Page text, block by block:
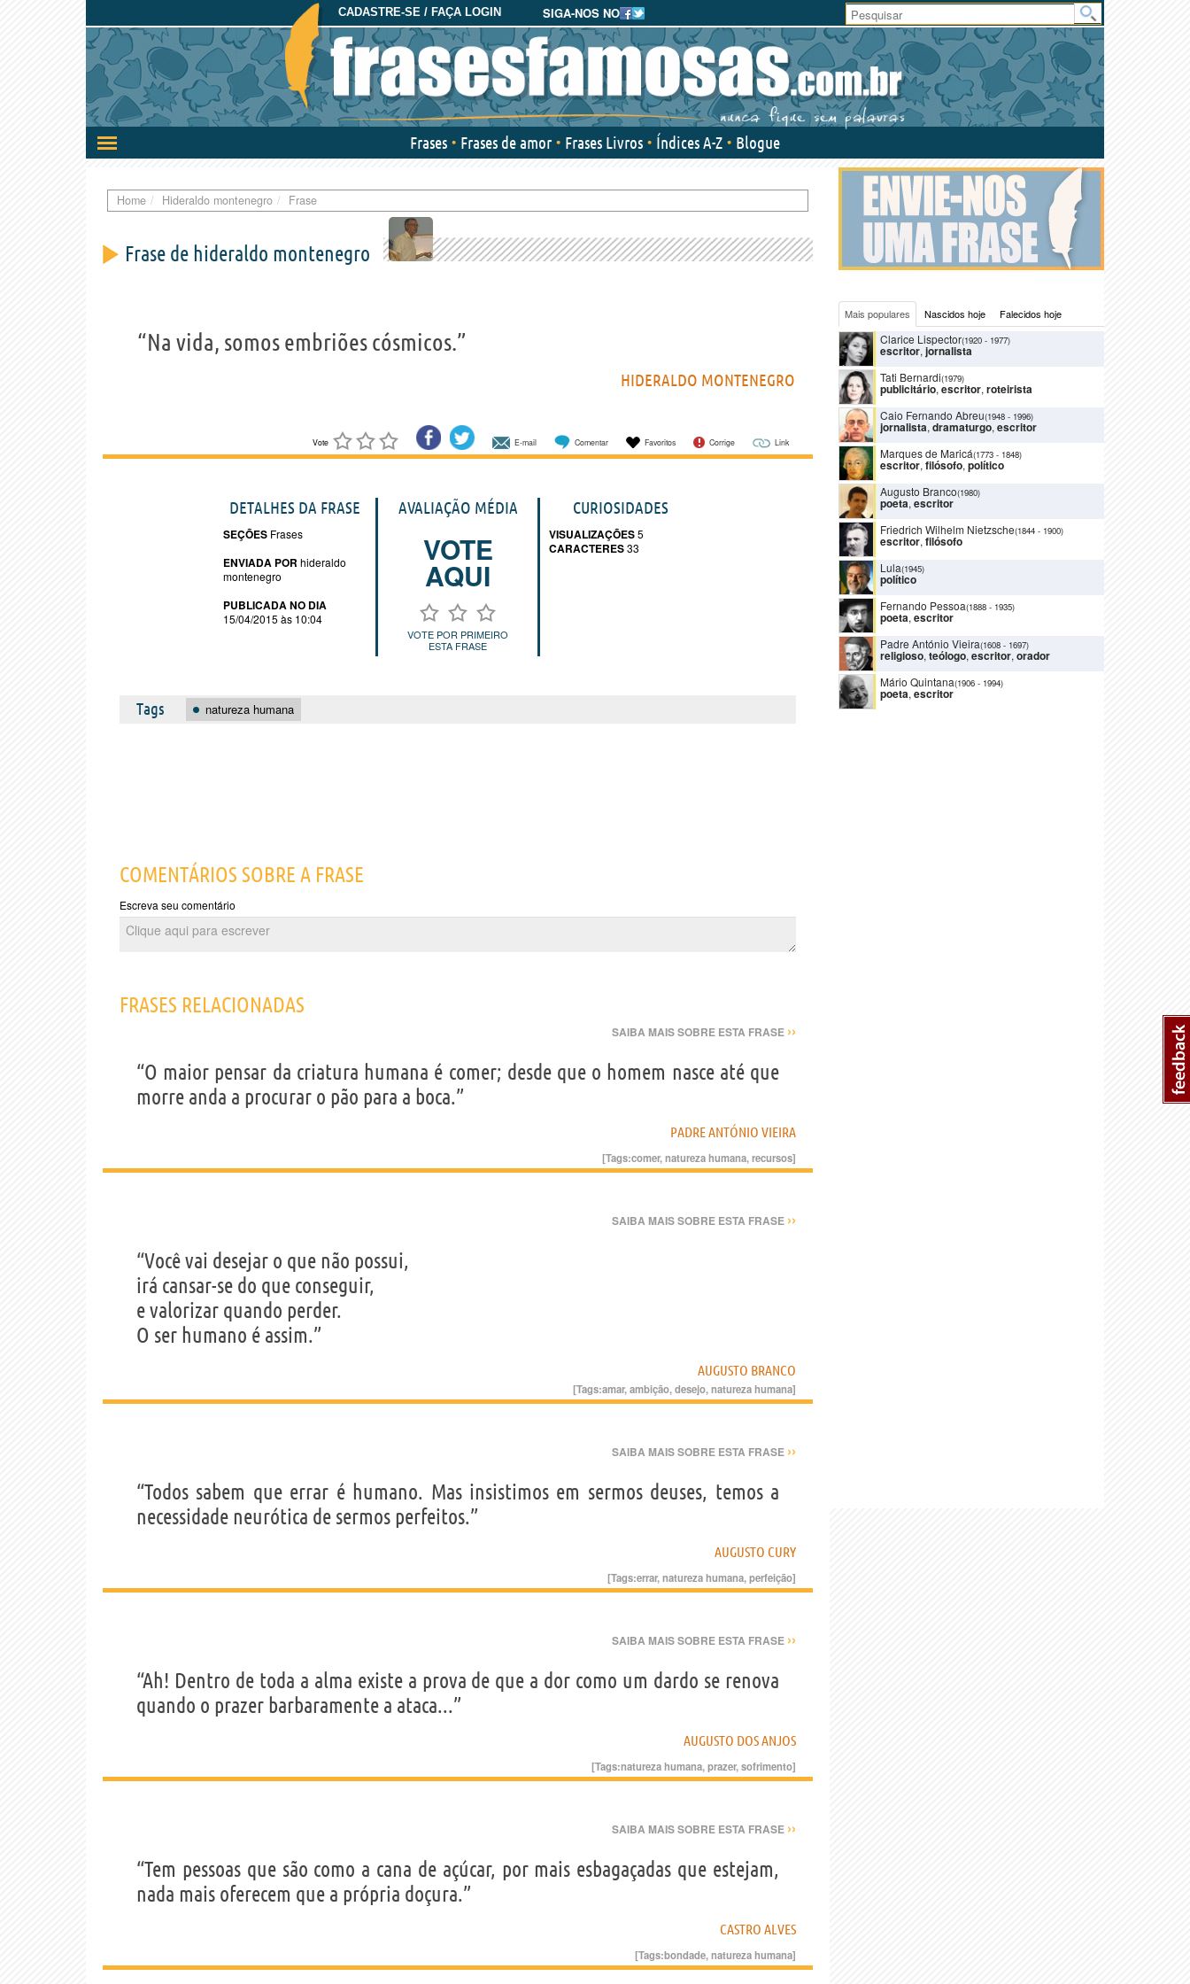
SIGA-NOS NO
CADASTRE-SE / FAÇA LOGIN
Ativar/desativar
a
Área
do
Usuário
Frases Frases de amor Frases Livros Índices A-Z Blogue
Home Hideraldo montenegro Frase
Frase de hideraldo montenegro
“Na vida, somos embriões cósmicos.”
HIDERALDO MONTENEGRO
Vote E-mail Comentar Favoritos Corrige Link
DETALHES DA FRASE
SEÇÕES Frases
ENVIADA POR hideraldo
montenegro
PUBLICADA NO DIA
15/04/2015 às 10:04
AVALIAÇÃO MÉDIA
VOTE
AQUI
VOTE POR PRIMEIRO
ESTA FRASE
CURIOSIDADES
VISUALIZAÇÕES5
CARACTERES33
Tags natureza humana
COMENTÁRIOS SOBRE A FRASE
Escreva seu comentário
FRASES RELACIONADAS
SAIBA MAIS SOBRE ESTA FRASE ››
“O maior pensar da criatura humana é comer; desde que o homem nasce até que
morre anda a procurar o pão para a boca.”
PADRE ANTÓNIO VIEIRA
[Tags:comer,natureza humana,recursos]
SAIBA MAIS SOBRE ESTA FRASE ››
“Você vai desejar o que não possui,
irá cansar-se do que conseguir,
e valorizar quando perder.
O ser humano é assim.”
AUGUSTO BRANCO
[Tags:amar,ambição,desejo,natureza humana]
SAIBA MAIS SOBRE ESTA FRASE ››
“Todos sabem que errar é humano. Mas insistimos em sermos deuses, temos a
necessidade neurótica de sermos perfeitos.”
AUGUSTO CURY
[Tags:errar,natureza humana,perfeição]
SAIBA MAIS SOBRE ESTA FRASE ››
“Ah! Dentro de toda a alma existe a prova de que a dor como um dardo se renova
quando o prazer barbaramente a ataca...”
AUGUSTO DOS ANJOS
[Tags:natureza humana,prazer,sofrimento]
SAIBA MAIS SOBRE ESTA FRASE ››
“Tem pessoas que são como a cana de açúcar, por mais esbagaçadas que estejam,
nada mais oferecem que a própria doçura.”
CASTRO ALVES
[Tags:bondade,natureza humana]
Mais populares Nascidos hoje Falecidos hoje
Clarice Lispector(1920 - 1977)
escritor, jornalista
Tati Bernardi(1979)
publicitário, escritor, roteirista
Caio Fernando Abreu(1948 - 1996)
jornalista, dramaturgo, escritor
Marques de Maricá(1773 - 1848)
escritor, filósofo, político
Augusto Branco(1980)
poeta, escritor
Friedrich Wilhelm Nietzsche(1844 - 1900)
escritor, filósofo
Lula(1945)
político
Fernando Pessoa(1888 - 1935)
poeta, escritor
Padre António Vieira(1608 - 1697)
religioso, teólogo, escritor, orador
Mário Quintana(1906 - 1994)
poeta, escritor